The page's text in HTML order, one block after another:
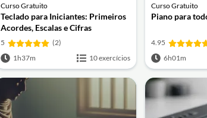
Curso Gratuito
Teclado para Iniciantes: Primeiros
Acordes, Escalas e Cifras
5
(2)
1h37m
10 exercícios
Curso Gratuito
Piano para
4.95
6h01m